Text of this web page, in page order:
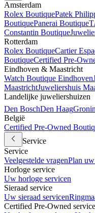
Amsterdam
Rolex BoutiquePatek
BoutiquePanerai Boutique
Constantin Boutique
Rotterdam
Rolex BoutiqueCartier
BoutiqueCertified Pre-
Eindhoven & Maastricht
Watch Boutique Eindhoven
MaastrichtJuweliershuis
Landelijke juweliershuizen
Den BoschDen Haag
België
Certified Pre-Owned
Service
Service
Veelgestelde vragenPlan
Horloge service
Uw horloge servicen
Sieraad service
Uw sieraad servicen
Certified Pre-Owned